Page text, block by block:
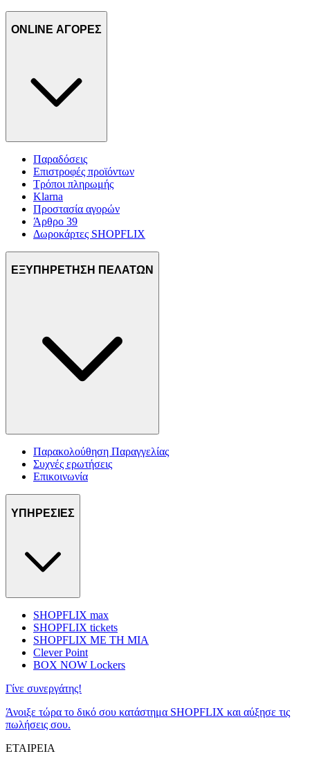
ONLINE ΑΓΟΡΕΣ
Παραδόσεις
Επιστροφές προϊόντων
Τρόποι πληρωμής
Klarna
Προστασία αγορών
Άρθρο 39
Δωροκάρτες SHOPFLIX
ΕΞΥΠΗΡΕΤΗΣΗ ΠΕΛΑΤΩΝ
Παρακολούθηση Παραγγελίας
Συχνές ερωτήσεις
Επικοινωνία
ΥΠΗΡΕΣΙΕΣ
SHOPFLIX max
SHOPFLIX tickets
SHOPFLIX ΜΕ ΤΗ ΜΙΑ
Clever Point
BOX NOW Lockers
Γίνε συνεργάτης!
Άνοιξε τώρα το δικό σου κατάστημα SHOPFLIX και αύξησε τις
πωλήσεις σου.
ΕΤΑΙΡΕΙΑ